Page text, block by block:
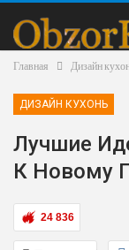
Главная Дизайн
ДИЗАЙН КУХОНЬ
Лучшие
К Новому
24 836